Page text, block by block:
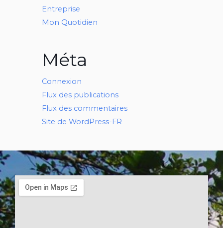
Entreprise
Mon Quotidien
Méta
Connexion
Flux des publications
Flux des commentaires
Site de WordPress-FR